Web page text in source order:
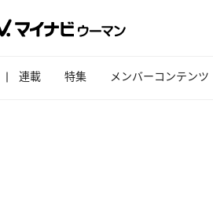
連載 特集 メンバーコンテンツ